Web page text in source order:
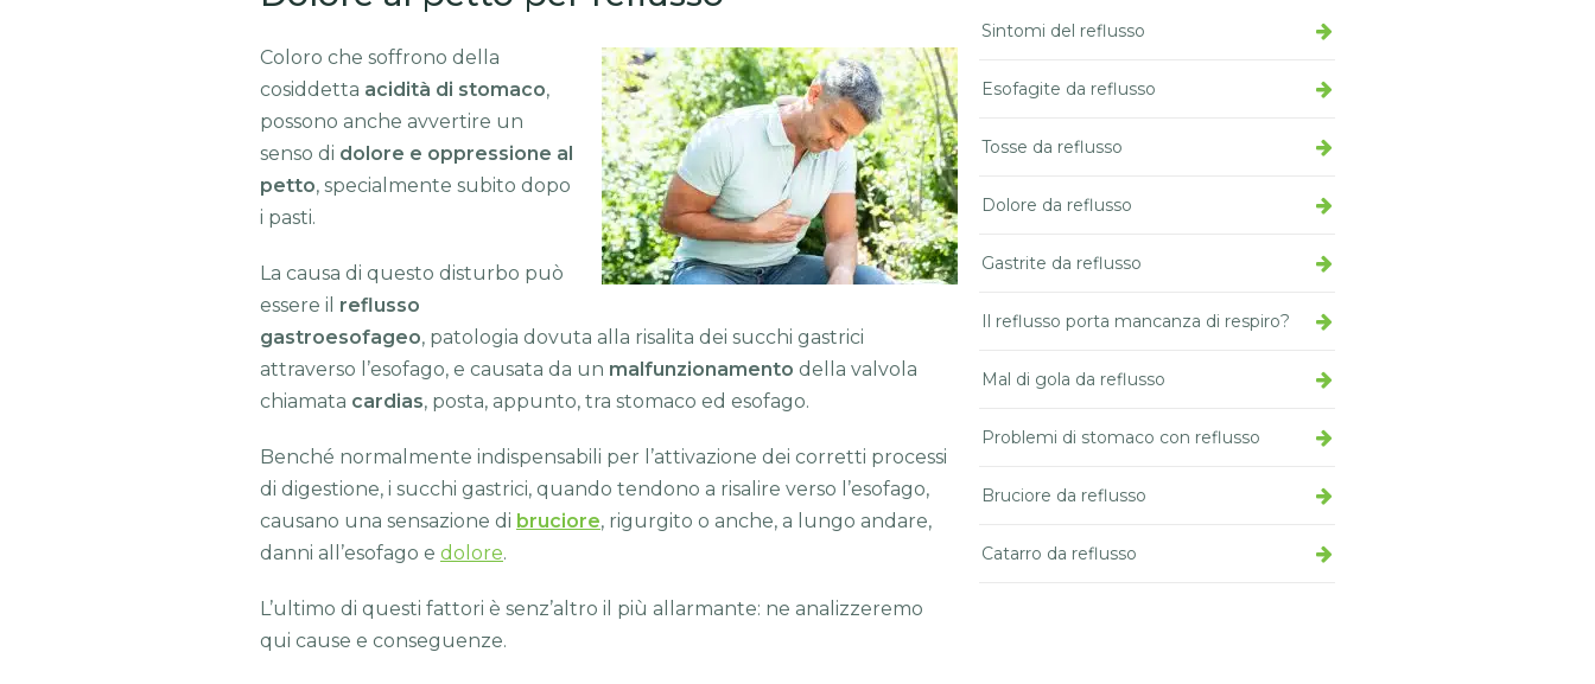
Coloro che soffrono della
cosiddetta acidità di stomaco,
possono anche avvertire un
senso di dolore e oppressione al
petto, specialmente subito dopo
i pasti.
La causa di questo disturbo può
essere il reflusso
gastroesofageo, patologia dovuta alla risalita dei succhi gastrici
attraverso l’esofago, e causata da un malfunzionamento della valvola
chiamata cardias, posta, appunto, tra stomaco ed esofago.
Benché normalmente indispensabili per l’attivazione dei corretti processi
di digestione, i succhi gastrici, quando tendono a risalire verso l’esofago,
causano una sensazione di bruciore, rigurgito o anche, a lungo andare,
danni all’esofago e dolore.
L’ultimo di questi fattori è senz’altro il più allarmante: ne analizzeremo
qui cause e conseguenze.
Sintomi del reflusso
Esofagite da reflusso
Tosse da reflusso
Dolore da reflusso
Gastrite da reflusso
Il reflusso porta mancanza di respiro?
Mal di gola da reflusso
Problemi di stomaco con reflusso
Bruciore da reflusso
Catarro da reflusso